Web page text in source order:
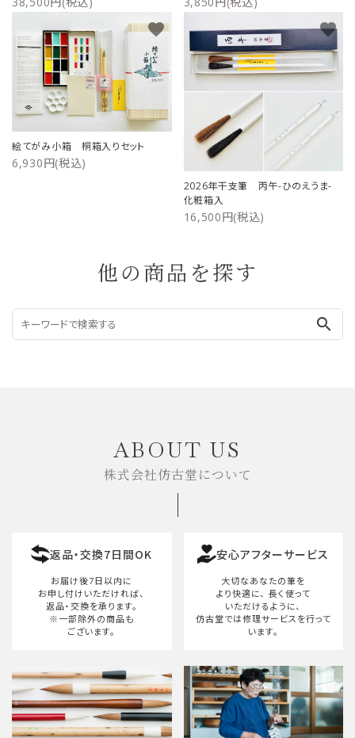
絵てがみ小箱 桐箱入りセット
6,930円(税込)
favorite
2026年干支筆 丙午-ひのえうま-
化粧箱入
16,500円(税込)
favorite
他の商品を探す
search
ABOUT US
株式会社仿古堂について
返品・交換7日間OK
お届け後7日以内に
お申し付けいただければ、
返品・交換を承ります。
※一部除外の商品も
ございます。
安心アフターサービス
大切なあなたの筆を
より快適に、 長く使って
いただけるように、
仿古堂では修理サービスを行って
います。